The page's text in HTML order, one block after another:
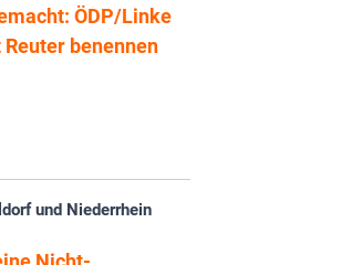
ÖDP/Linke
benennen
und Niederrhein